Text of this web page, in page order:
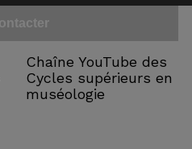
Chaîne YouTube des
Cycles supérieurs en
muséologie